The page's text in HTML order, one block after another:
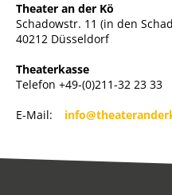
Theater an der Kö
Schadowstr. 11 (in den
40212 Düsseldorf
Theaterkasse
Telefon +49-(0)211-32 23 33
E-Mail: